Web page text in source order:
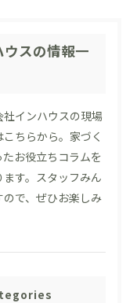
スの情報一
インハウスの現場
ちらから。家づく
お役立ちコラムを
す。スタッフみん
で、ぜひお楽しみ